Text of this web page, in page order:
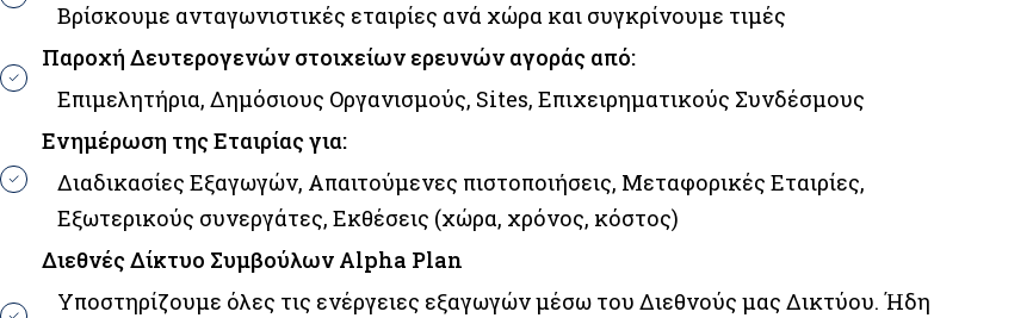
Βρίσκουμε ανταγωνιστικές εταιρίες ανά χώρα και συγκρίνουμε τιμές
Παροχή Δευτερογενών στοιχείων ερευνών αγοράς από:
Επιμελητήρια, Δημόσιους Οργανισμούς, Sites, Επιχειρηματικούς Συνδέσμους
Ενημέρωση της Εταιρίας για:
Διαδικασίες Εξαγωγών, Απαιτούμενες πιστοποιήσεις, Μεταφορικές Εταιρίες,
Εξωτερικούς συνεργάτες, Εκθέσεις (χώρα, χρόνος, κόστος)
Διεθνές Δίκτυο Συμβούλων Alpha Plan
Υποστηρίζουμε όλες τις ενέργειες εξαγωγών μέσω του Διεθνούς μας Δικτύου. Ήδη